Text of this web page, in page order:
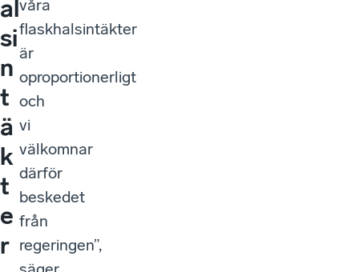
al
si
n
t
ä
k
t
e
r
våra
flaskhalsintäkter
är
oproportionerligt
och
vi
välkomnar
därför
beskedet
från
regeringen”,